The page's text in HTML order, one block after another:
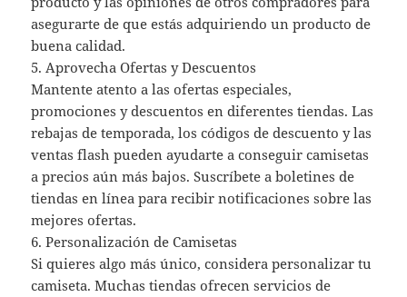
asegurarte de que estás adquiriendo un producto de
buena calidad.
5. Aprovecha Ofertas y Descuentos
Mantente atento a las ofertas especiales,
promociones y descuentos en diferentes tiendas. Las
rebajas de temporada, los códigos de descuento y las
ventas flash pueden ayudarte a conseguir camisetas
a precios aún más bajos. Suscríbete a boletines de
tiendas en línea para recibir notificaciones sobre las
mejores ofertas.
6. Personalización de Camisetas
Si quieres algo más único, considera personalizar tu
camiseta. Muchas tiendas ofrecen servicios de